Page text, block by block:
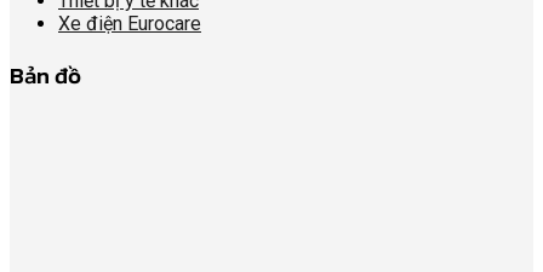
Xe điện Eurocare
Bản đồ